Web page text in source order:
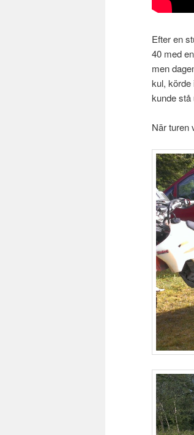
Efter en
40 med
men
kul, körde
kunde stå
När turen